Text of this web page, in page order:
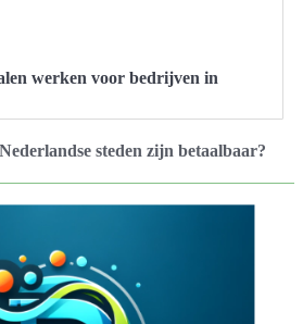
werken voor bedrijven in
steden zijn betaalbaar?